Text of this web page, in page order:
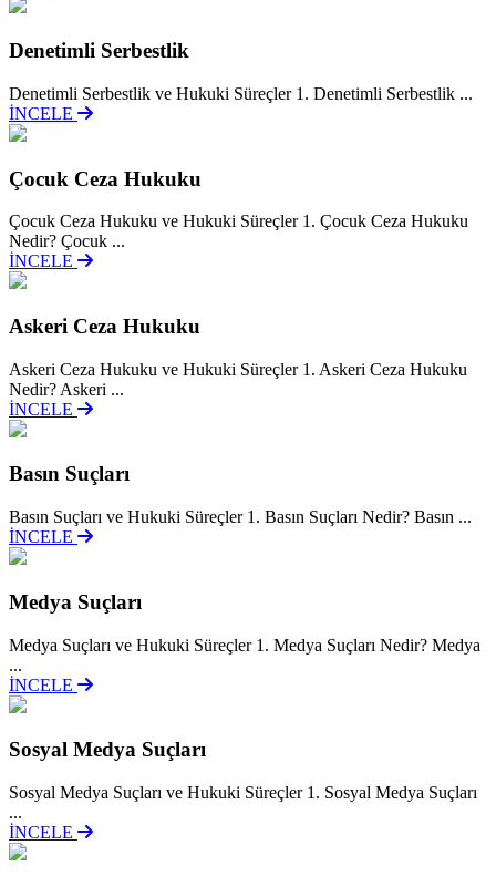
Denetimli Serbestlik
Denetimli Serbestlik ve Hukuki Süreçler 1. Denetimli Serbestlik ...
İNCELE
Çocuk Ceza Hukuku
Çocuk Ceza Hukuku ve Hukuki Süreçler 1. Çocuk Ceza Hukuku
Nedir? Çocuk ...
İNCELE
Askeri Ceza Hukuku
Askeri Ceza Hukuku ve Hukuki Süreçler 1. Askeri Ceza Hukuku
Nedir? Askeri ...
İNCELE
Basın Suçları
Basın Suçları ve Hukuki Süreçler 1. Basın Suçları Nedir? Basın ...
İNCELE
Medya Suçları
Medya Suçları ve Hukuki Süreçler 1. Medya Suçları Nedir? Medya
...
İNCELE
Sosyal Medya Suçları
Sosyal Medya Suçları ve Hukuki Süreçler 1. Sosyal Medya Suçları
...
İNCELE